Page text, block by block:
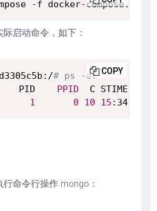
-f docker-compose.yml
启动命令，如下：
# ps -ef
PID
PPID
C STIME TTY
1 0 10 15 :34 ?
COPY
命令行操作 mongo：